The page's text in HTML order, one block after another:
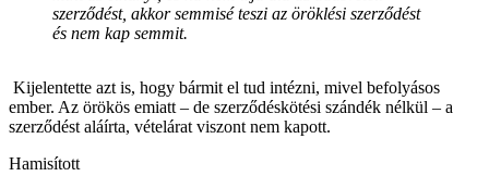
szerződést, akkor semmisé teszi az öröklési szerződést
és nem kap semmit.
Kijelentette azt is, hogy bármit el tud intézni, mivel befolyásos
ember. Az örökös emiatt – de szerződéskötési szándék nélkül – a
szerződést aláírta, vételárat viszont nem kapott.
Hamisított